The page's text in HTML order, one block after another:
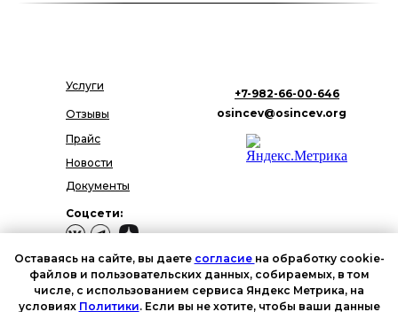
Услуги
Политика в отношении
Отзывы
Прайс
Новости
Документы
+7-982-66-00-646
osincev@osincev.org
Соцсети:
Оставаясь на сайте, вы даете согласие на обработку cookie-
файлов и пользовательских данных, собираемых, в том
числе, с использованием сервиса Яндекс Метрика, на
условиях Политики. Если вы не хотите, чтобы ваши данные